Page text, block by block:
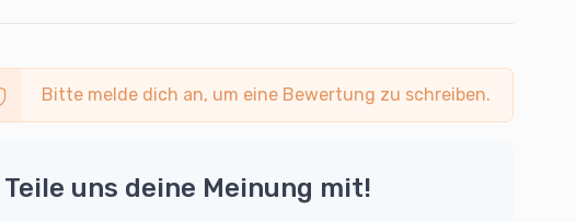
Bitte melde dich an, um eine Bewertung zu schreiben.
Teile uns deine Meinung mit!